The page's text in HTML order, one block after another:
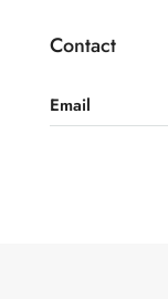
Contact
Email